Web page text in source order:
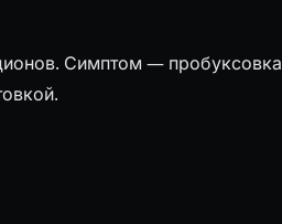
Симптом — пробуксовка